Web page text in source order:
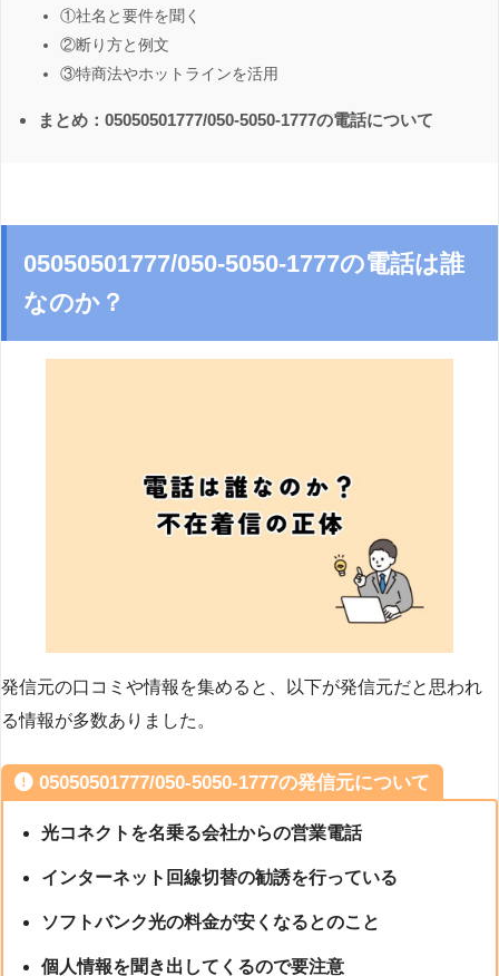
①社名と要件を聞く
②断り方と例文
③特商法やホットラインを活用
まとめ：05050501777/050-5050-1777の電話について
05050501777/050-5050-1777の電話は誰
なのか？
発信元の口コミや情報を集めると、以下が発信元だと思われ
る情報が多数ありました。
05050501777/050-5050-1777の発信元について
光コネクトを名乗る会社からの営業電話
インターネット回線切替の勧誘を行っている
ソフトバンク光の料金が安くなるとのこと
個人情報を聞き出してくるので要注意